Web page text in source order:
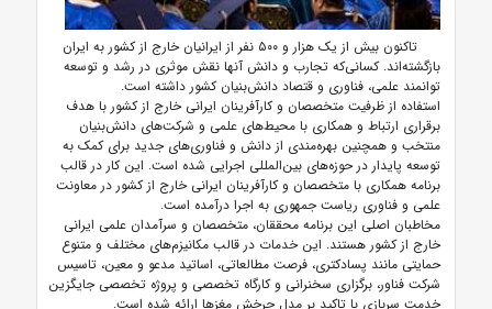
تاکنون بیش از یک هزار و ۵۰۰ نفر از ایرانیان خارج از کشور به ایران
بازگشته‌اند. کسانی‌که تجارب و دانش آنها نقش موثری در رشد و توسعه
توانمند علمی، فناوری و قتصاد دانش‌بنیان کشور داشته است.
استفاده از ظرفیت متخصصان و کارآفرینان ایرانی خارج از کشور با هدف
برقراری ارتباط و همکاری با محیط‌های علمی و شرکت‌های دانش‌بنیان
منتخب و همچنین بهره‌مندی از دانش و فناوری‌های جدید برای کمک به
توسعه پایدار در حوزه‌های بین‌المللی اجرایی شده است. این کار در قالب
برنامه همکاری با متخصصان و کارآفرینان ایرانی خارج از کشور در معاونت
علمی و فناوری ریاست جمهوری به اجرا درآمده است.
مخاطبان اصلی این برنامه محققان، متخصصان و سرآمدان علمی ایرانی
خارج از کشور هستند. این خدمات در قالب مکانیزم‌های مختلف و متنوع
حمایتی مانند پسادکتری، فرصت مطالعاتی، اساتید مدعو و معین، تاسیس
شرکت فناور، برگزاری سخنرانی و کارگاه تخصصی و پروژه تخصصی جایگزین
خدمت سربازی با تاکید بر مدل چرخش مغزها ارائه شده است.